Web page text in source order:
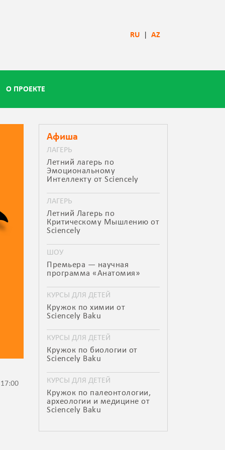
RU| AZ
О ПРОЕКТЕ
Афиша
ЛАГЕРЬ
Летний лагерь по
Эмоциональному
Интеллекту от Sciencely
ЛАГЕРЬ
Летний Лагерь по
Критическому Мышлению от
Sciencely
ШОУ
Премьера — научная
программа «Анатомия»
КУРСЫ ДЛЯ ДЕТЕЙ
Кружок по химии от
Sciencely Baku
КУРСЫ ДЛЯ ДЕТЕЙ
Кружок по биологии от
Sciencely Baku
КУРСЫ ДЛЯ ДЕТЕЙ
Кружок по палеонтологии,
археологии и медицине от
Sciencely Baku